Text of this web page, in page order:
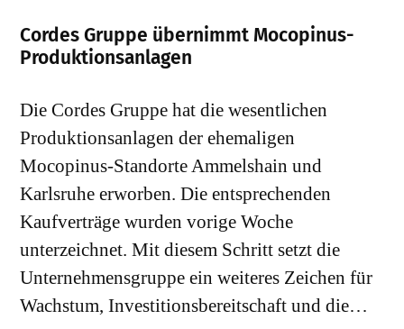
Cordes Gruppe übernimmt Mocopinus-
Produktionsanlagen
Die Cordes Gruppe hat die wesentlichen
Produktionsanlagen der ehemaligen
Mocopinus-Standorte Ammelshain und
Karlsruhe erworben. Die entsprechenden
Kaufverträge wurden vorige Woche
unterzeichnet. Mit diesem Schritt setzt die
Unternehmensgruppe ein weiteres Zeichen für
Wachstum, Investitionsbereitschaft und die…